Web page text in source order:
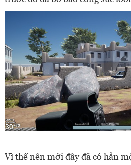
Vì thế nên mới đây đã có hẳn